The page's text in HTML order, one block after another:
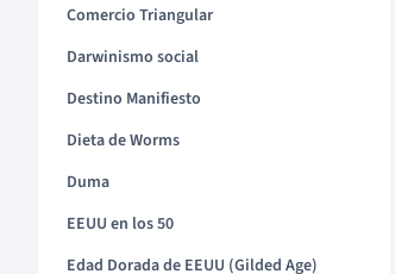
Comercio Triangular
Darwinismo social
Destino Manifiesto
Dieta de Worms
Duma
EEUU en los 50
Edad Dorada de EEUU (Gilded Age)